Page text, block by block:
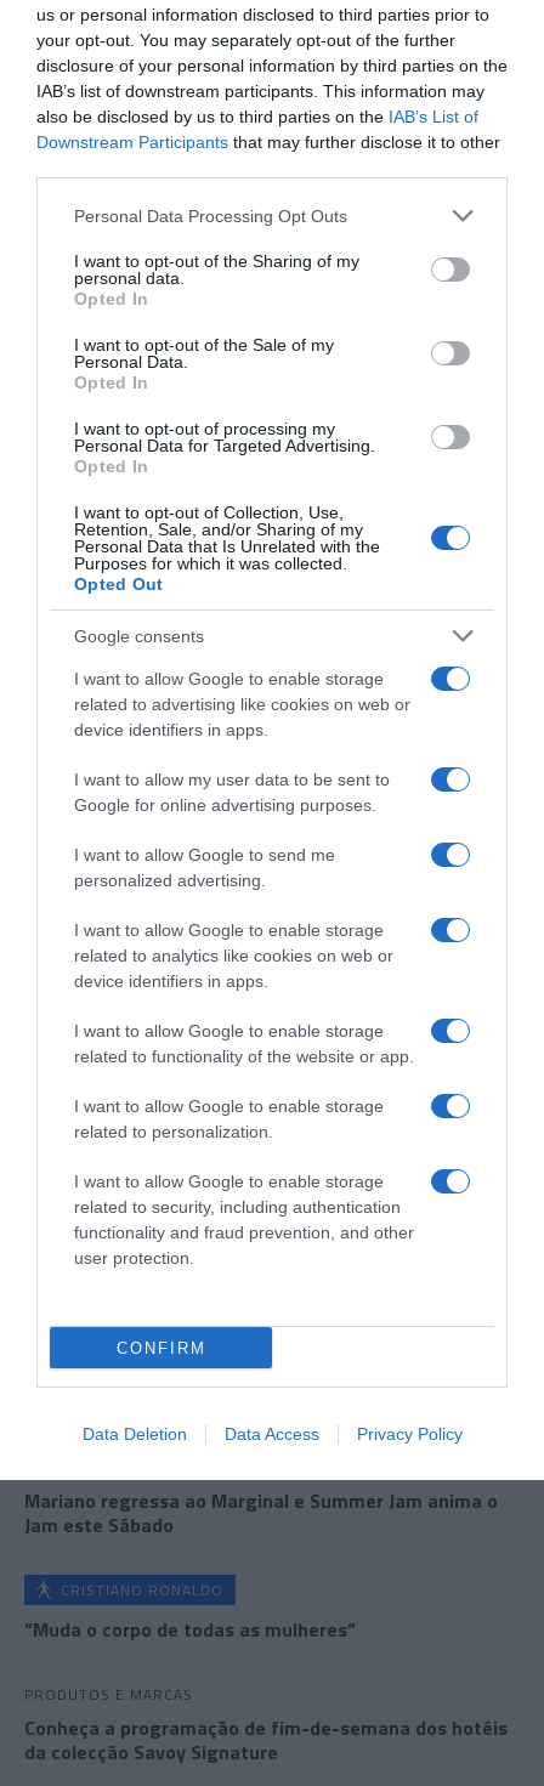
us or personal information disclosed to third parties prior to
your opt-out. You may separately opt-out of the further
disclosure of your personal information by third parties on the
IAB’s list of downstream participants. This information may
also be disclosed by us to third parties on the IAB’s List of
Downstream Participants that may further disclose it to other
Please note that this website/app uses one or more Google
not limited to your visit or usage behaviour. You may click to
grant or deny consent to Google and its third-party tags to
use your data for below specified purposes in below Google
consent section.
Personal Data Processing Opt Outs
I want to opt-out of the Sharing of my
personal data.
Opted In
I want to opt-out of the Sale of my
Personal Data.
Opted In
I want to opt-out of processing my
Personal Data for Targeted Advertising.
Opted In
I want to opt-out of Collection, Use,
Retention, Sale, and/or Sharing of my
Personal Data that Is Unrelated with the
Purposes for which it was collected.
Opted Out
Google consents
I want to allow Google to enable storage
related to advertising like cookies on web or
device identifiers in apps.
I want to allow my user data to be sent to
Google for online advertising purposes.
I want to allow Google to send me
personalized advertising.
I want to allow Google to enable storage
related to analytics like cookies on web or
device identifiers in apps.
I want to allow Google to enable storage
related to functionality of the website or app.
I want to allow Google to enable storage
related to personalization.
I want to allow Google to enable storage
related to security, including authentication
functionality and fraud prevention, and other
user protection.
CONFIRM
Data Deletion Data Access Privacy Policy
O ciclo arranca já no próximo dia 6 de junho, com
atuação da fadista madeirense Micaela Setim, e
integra jantar, cocktail de boas-vindas, bebidas
selecionadas e espetáculo ao vivo.
3 de Junho | quarta
O Savoy Palace volta a abrir portas à cultura com
uma nova noite dedicada à música clássica,
proporcionando a hóspedes e visitantes a
oportunidade de assistir a um concerto da
Madeira Camerata num ambiente intimista e de
excelência.
O espectáculo contará com a participação dos
solistas Volodymyr Petryakov e Francisco
Caldeira, acompanhados pela reconhecida
orquestra de cordas da Orquestra Clássica da
Madeira, numa atuação que promete destacar a
riqueza e a beleza do repertório clássico.
Com início marcado para as 21h00, no piso 0 do
Savoy Palace, o concerto reforça a aposta do hotel
na promoção da cultura e na aproximação das
residentes e visitantes possam desfrutar de
momentos culturais de elevada qualidade sem
SAVOY SIGNATURE MADEIRA
Últimas
Mariano regressa ao Marginal e Summer Jam anima o
Jam este Sábado
CRISTIANO RONALDO
“Muda o corpo de todas as mulheres”
PRODUTOS E MARCAS
Conheça a programação de fim-de-semana dos hotéis
da colecção Savoy Signature